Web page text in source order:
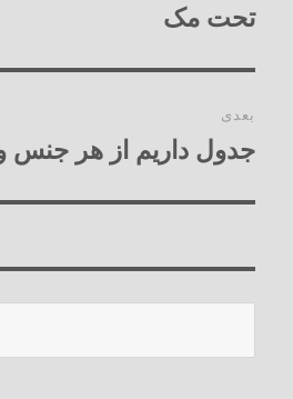
قبلی:
تحت مک
بعدی
نوشته
جدول داریم از هر جنس